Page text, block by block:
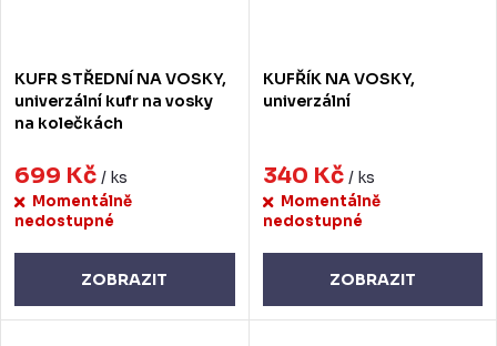
KUFR STŘEDNÍ NA VOSKY,
univerzální kufr na vosky
na kolečkách
699 Kč / ks
Momentálně
nedostupné
ZOBRAZIT
KUFŘÍK NA VOSKY,
univerzální
340 Kč / ks
Momentálně
nedostupné
ZOBRAZIT